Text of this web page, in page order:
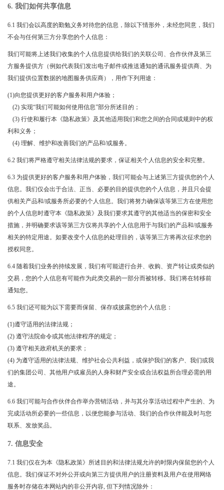
6. 我们如何共享信息
6.1 我们会以高度的勤勉义务对待您的信息，除以下情形外，未经您同意，我们
不会与任何第三方分享您的个人信息：
我们可能将上述我们收集的个人信息提供给我们的关联公司、合作伙伴及第三
方服务提供方（例如代表我们发出电子邮件或推送通知的通讯服务提供商、为
我们提供位置数据的地图服务供应商），用作下列用途：
(1)向您提供更好的客户服务和用户体验；
(2) 实现“我们可能如何使用信息”部分所述目的；
(3) 行使和履行本《隐私政策》及其他适用我们和您之间的合同或规则中的权
利和义务；
(4) 理解、维护和改善我们的产品和/或服务。
6.2 我们将严格遵守相关法律法规的要求，保证相关个人信息的安全和完整。
6.3 为提供更好的客户服务和用户体验，我们可能会与上述第三方提供您的个人
信息。我们仅会出于合法、正当、必要的目的提供您的个人信息，并且只会提
供相关产品和/或服务所必要的个人信息。我们将努力确保该等第三方在使用您
的个人信息时遵守本《隐私政策》及我们要求其遵守的其他适当的保密和安全
措施，并明确要求该等第三方仅将共享的个人信息用于与我们的产品和/或服务
相关的特定用途。如要改变个人信息的处理目的，该等第三方将再次征求您的
授权同意。
6.4 随着我们业务的持续发展，我们有可能进行合并、收购、资产转让或类似的
交易，您的个人信息有可能作为此类交易的一部分而被转移。我们将在转移前
通知您。
6.5 我们还可能为以下需要而保留、保存或披露您的个人信息：
(1)遵守适用的法律法规；
(2) 遵守法院命令或其他法律程序的规定；
(3) 遵守相关政府机关的要求；
(4) 为遵守适用的法律法规、维护社会公共利益，或保护我们的客户、我们或我
们的集团公司、其他用户或雇员的人身和财产安全或合法权益所合理必需的用
途。
6.6 我们可能与合作伙伴合作举办营销活动，并与其分享活动过程中产生的、为
完成活动所必要的一些信息，以便您能参与活动、我们的合作伙伴能及时与您
联系、发放奖品。
7. 信息安全
7.1 我们仅在为本《隐私政策》所述目的和法律法规允许的时限内保留您的个人
信息。我们保证不对外公开或向第三方提供用户的注册资料及用户在使用网络
服务时存储在本网站内的非公开内容, 但下列情况除外：